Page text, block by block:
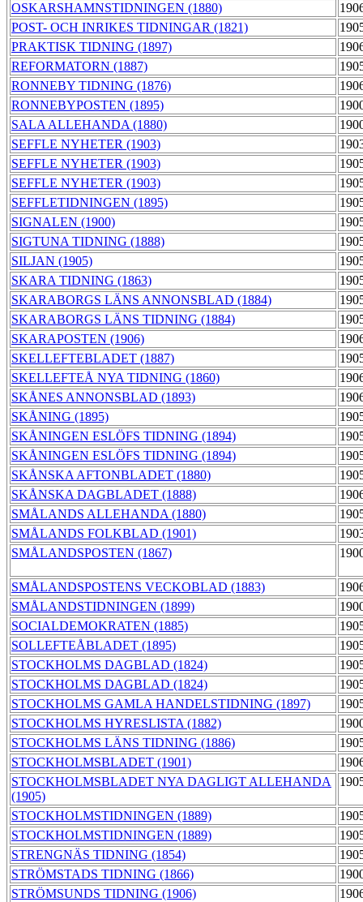
OSKARSHAMNSTIDNINGEN (1880)
POST- OCH INRIKES TIDNINGAR (1821)
PRAKTISK TIDNING (1897)
REFORMATORN (1887)
RONNEBY TIDNING (1876)
RONNEBYPOSTEN (1895)
SALA ALLEHANDA (1880)
SEFFLE NYHETER (1903)
SEFFLE NYHETER (1903)
SEFFLE NYHETER (1903)
SEFFLETIDNINGEN (1895)
SIGNALEN (1900)
SIGTUNA TIDNING (1888)
SILJAN (1905)
SKARA TIDNING (1863)
SKARABORGS LÄNS ANNONSBLAD (1884)
SKARABORGS LÄNS TIDNING (1884)
SKARAPOSTEN (1906)
SKELLEFTEBLADET (1887)
SKELLEFTEÅ NYA TIDNING (1860)
SKÅNES ANNONSBLAD (1893)
SKÅNING (1895)
SKÅNINGEN ESLÖFS TIDNING (1894)
SKÅNINGEN ESLÖFS TIDNING (1894)
SKÅNSKA AFTONBLADET (1880)
SKÅNSKA DAGBLADET (1888)
SMÅLANDS ALLEHANDA (1880)
SMÅLANDS FOLKBLAD (1901)
SMÅLANDSPOSTEN (1867)
SMÅLANDSPOSTENS VECKOBLAD (1883)
SMÅLANDSTIDNINGEN (1899)
SOCIALDEMOKRATEN (1885)
SOLLEFTEÅBLADET (1895)
STOCKHOLMS DAGBLAD (1824)
STOCKHOLMS DAGBLAD (1824)
STOCKHOLMS GAMLA HANDELSTIDNING (1897)
STOCKHOLMS HYRESLISTA (1882)
STOCKHOLMS LÄNS TIDNING (1886)
STOCKHOLMSBLADET (1901)
STOCKHOLMSBLADET NYA DAGLIGT ALLEHANDA
(1905)
STOCKHOLMSTIDNINGEN (1889)
STOCKHOLMSTIDNINGEN (1889)
STRENGNÄS TIDNING (1854)
STRÖMSTADS TIDNING (1866)
STRÖMSUNDS TIDNING (1906)